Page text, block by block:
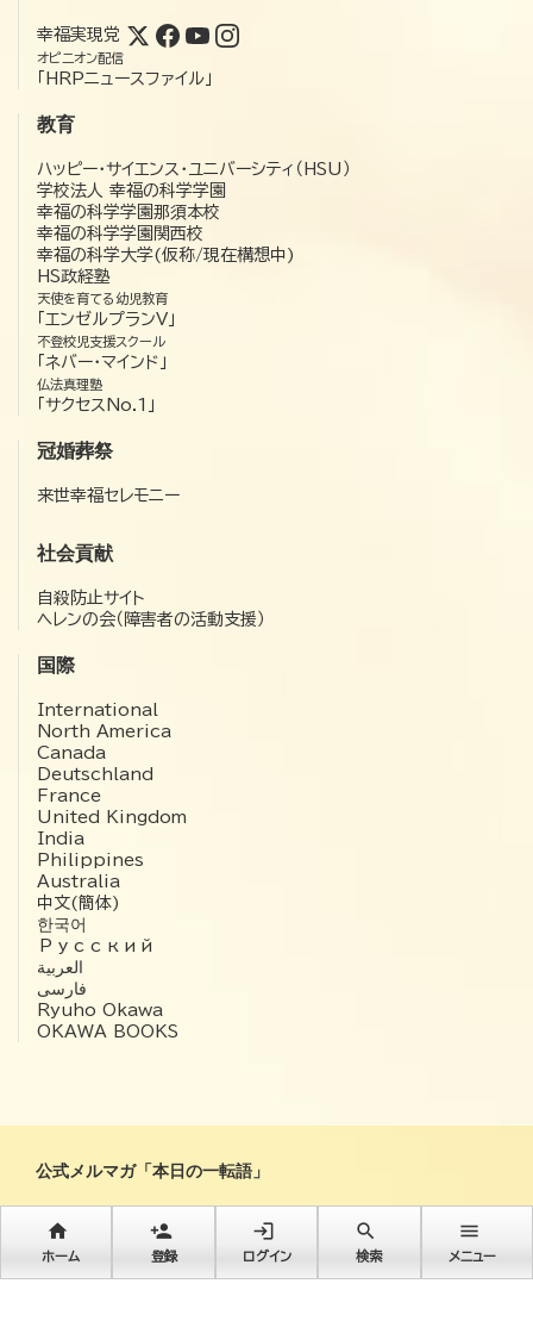
幸福実現党
オピニオン配信
「HRPニュースファイル」
教育
ハッピー・サイエンス・ユニバーシティ（HSU）
学校法人 幸福の科学学園
幸福の科学学園那須本校
幸福の科学学園関西校
幸福の科学大学(仮称/現在構想中)
HS政経塾
天使を育てる幼児教育
「エンゼルプランV」
不登校児支援スクール
「ネバー・マインド」
仏法真理塾
「サクセスNo.1」
冠婚葬祭
来世幸福セレモニー
社会貢献
自殺防止サイト
ヘレンの会（障害者の活動支援）
国際
International
North America
Canada
Deutschland
France
United Kingdom
India
Philippines
Australia
中文(簡体)
한국어
Русский
العربية‏
فارسی
Ryuho Okawa
OKAWA BOOKS
公式メルマガ「本日の一転語」
登録
home
ホーム
person_add
登録
login
ログイン
search
検索
menu
メニュー